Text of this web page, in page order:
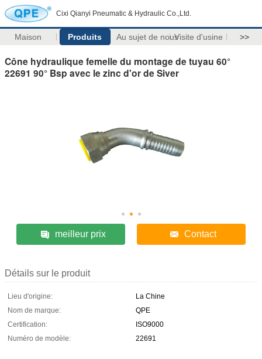
Cixi Qianyi Pneumatic & Hydraulic Co.,Ltd.
Maison Produits Au sujet de nousVisite d'usine >>
Cône hydraulique femelle du montage de tuyau 60°
22691 90° Bsp avec le zinc d'or de Siver
meilleur prix Contact
Détails sur le produit
Lieu d'origine:
La Chine
Nom de marque:
QPE
Certification:
ISO9000
Numéro de modèle:
22691